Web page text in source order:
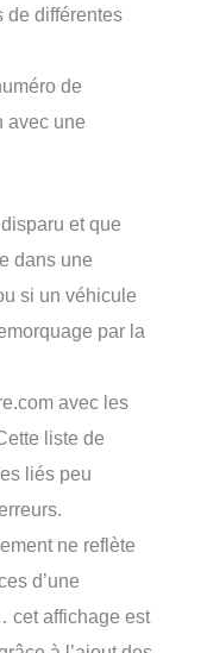
de différentes
de
avec une
et que
dans une
si un véhicule
par la
avec les
liste de
liés peu
ne reflète
d’une
cet affichage est